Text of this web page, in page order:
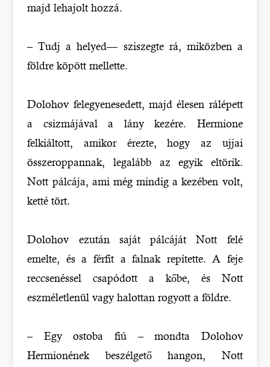
majd lehajolt hozzá.
– Tudj a helyed–– sziszegte rá, miközben a
földre köpött mellette.
Dolohov felegyenesedett, majd élesen rálépett
a csizmájával a lány kezére. Hermione
felkiáltott, amikor érezte, hogy az ujjai
összeroppannak, legalább az egyik eltörik.
Nott pálcája, ami még mindig a kezében volt,
ketté tört.
Dolohov ezután saját pálcáját Nott felé
emelte, és a férfit a falnak repítette. A feje
reccsenéssel csapódott a kőbe, és Nott
eszméletlenül vagy halottan rogyott a földre.
– Egy ostoba fiú – mondta Dolohov
Hermionének beszélgető hangon, Nott